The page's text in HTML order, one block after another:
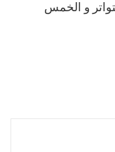
و الخمس